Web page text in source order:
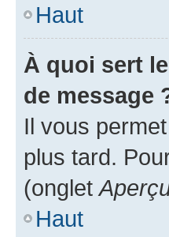
Haut
À quoi sert
de message
Il vous
plus tard.
(onglet
Haut